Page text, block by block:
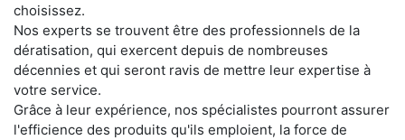
choisissez.
Nos experts se trouvent être des professionnels de la
dératisation, qui exercent depuis de nombreuses
décennies et qui seront ravis de mettre leur expertise à
votre service.
Grâce à leur expérience, nos spécialistes pourront assurer
l'efficience des produits qu'ils emploient, la force de